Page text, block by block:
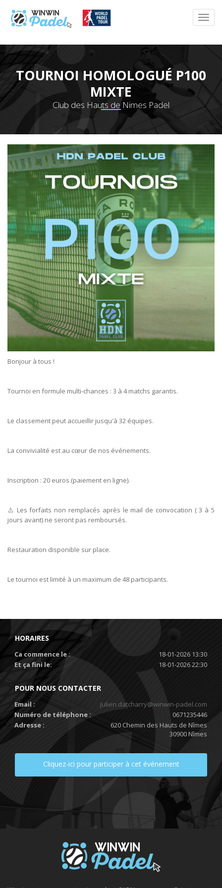
TOURNOI HOMOLOGUÉ P100
MIXTE
Club des Hauts de Nimes Padel
Bonjour à tous !
Tournoi en formule multi-chances : 3 à 4 matchs garantis.
Le classement peut accueillir jusqu'à 32 équipes.
La convivialité est au cœur de nos événements.
Inscription : 20 euros (paiement en ligne).
⚠️ Les forfaits non remplacés après le mail de convocation ( 3 à 5
jours avant) ne seront pas remboursés.
Restauration disponible sur place.
Le tournoi est limité à un maximum de 48 participants.
HORAIRES
Ca commence le :
18-01-2026 13:30
Et ça fini le:
18-01-2026 22:30
POUR NOUS CONTACTER
Email :
julien.datcharry@winwin-padel.com
Numéro de téléphone :
0671235446
Adresse :
620 Chemin des Hauts de Nîmes
30900 Nîmes
Cliquez-ici pour participer à cet événement